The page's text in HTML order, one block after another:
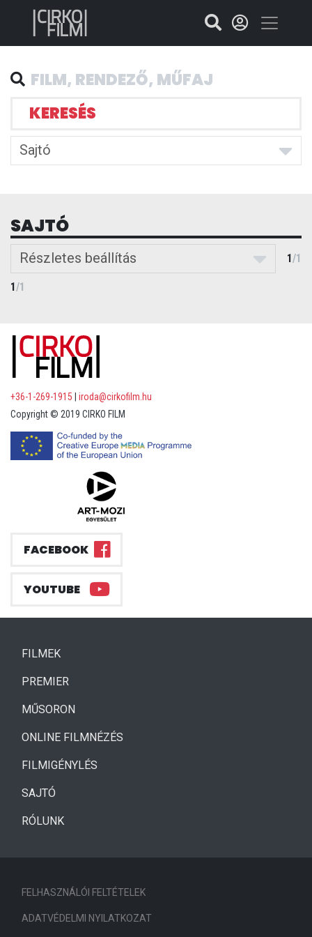
KERESÉS
Sajtó
SAJTÓ
Részletes beállítás 1/1
1/1
+36-1-269-1915
iroda@cirkofilm.hu
Copyright © 2019 CIRKO FILM
FACEBOOK
YOUTUBE
FILMEK(CURRENT)
PREMIER
MŰSORON
ONLINE FILMNÉZÉS
FILMIGÉNYLÉS
SAJTÓ
RÓLUNK
FELHASZNÁLÓI FELTÉTELEK
ADATVÉDELMI NYILATKOZAT